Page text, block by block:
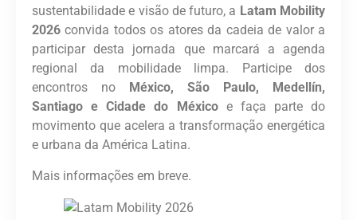
sustentabilidade e visão de futuro, a Latam Mobility
2026 convida todos os atores da cadeia de valor a
participar desta jornada que marcará a agenda
regional da mobilidade limpa. Participe dos
encontros no
México, São Paulo, Medellín,
Santiago e Cidade do Méxicoe faça parte do
movimento que acelera a transformação energética
e urbana da América Latina.
Mais informações em breve.